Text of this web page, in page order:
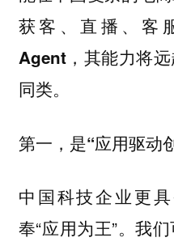
获客、直播、客
Agent，其能力将
同类。
第一，是“应用驱动
中国科技企业更
奉“应用为王”。我